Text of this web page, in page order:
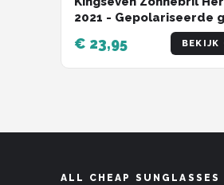
2021 - Gepolariseerde
Zwart - Grijs -
€ 23,95 BEKIJK
ALL CHEAP SUNGLASSES